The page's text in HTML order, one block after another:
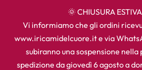
🌞 CHIUSURA
Vi informiamo che gli ordini
www.iricamidelcuore.it e via
subiranno una sospensione nella
spedizione da giovedì 6 agosto a